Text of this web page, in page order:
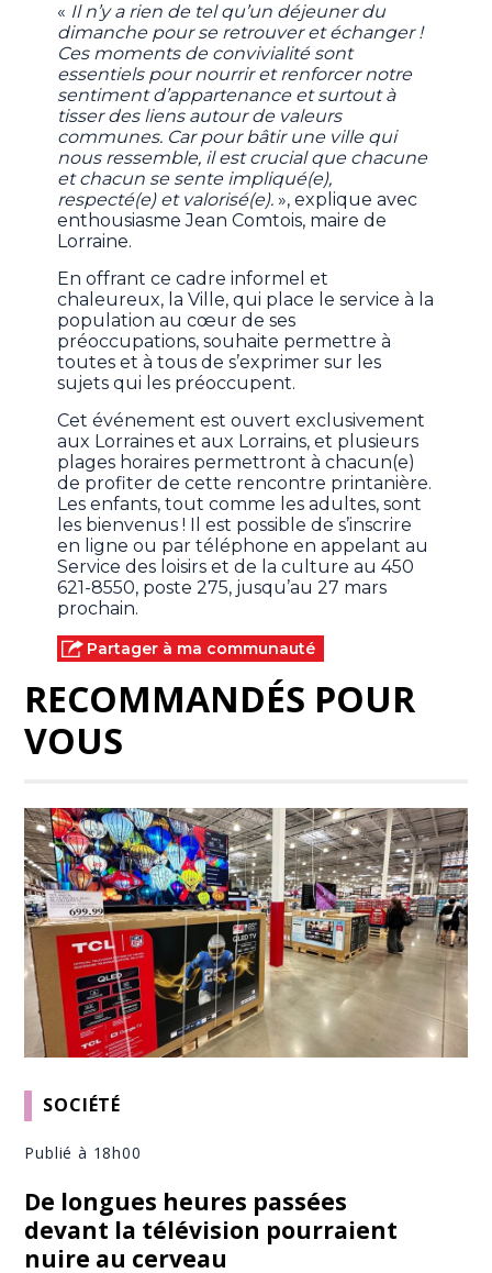
« Il n’y a rien de tel qu’un déjeuner du
dimanche pour se retrouver et échanger !
Ces moments de convivialité sont
essentiels pour nourrir et renforcer notre
sentiment d’appartenance et surtout à
tisser des liens autour de valeurs
communes. Car pour bâtir une ville qui
nous ressemble, il est crucial que chacune
et chacun se sente impliqué(e),
respecté(e) et valorisé(e).», explique avec
enthousiasme Jean Comtois, maire de
Lorraine.
En offrant ce cadre informel et
chaleureux, la Ville, qui place le service à la
population au cœur de ses
préoccupations, souhaite permettre à
toutes et à tous de s’exprimer sur les
sujets qui les préoccupent.
Cet événement est ouvert exclusivement
aux Lorraines et aux Lorrains, et plusieurs
plages horaires permettront à chacun(e)
de profiter de cette rencontre printanière.
Les enfants, tout comme les adultes, sont
les bienvenus ! Il est possible de s’inscrire
en ligne ou par téléphone en appelant au
Service des loisirs et de la culture au 450
621-8550, poste 275, jusqu’au 27 mars
prochain.
Partager à ma communauté
RECOMMANDÉS POUR
VOUS
SOCIÉTÉ
Publié à 18h00
De longues heures passées
devant la télévision pourraient
nuire au cerveau